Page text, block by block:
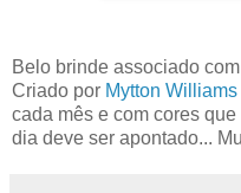
Belo brinde associado
Criado por Mytton
cada mês e com cores
dia deve ser apontado...